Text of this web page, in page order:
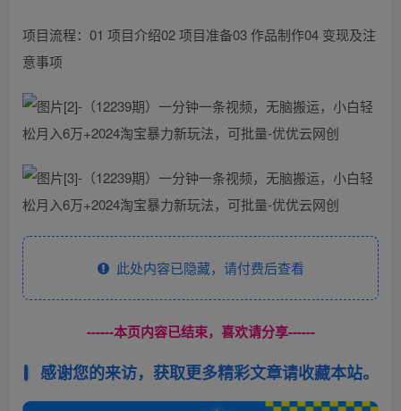
项目流程：01 项目介绍02 项目准备03 作品制作04 变现及注
意事项
此处内容已隐藏，请付费后查看
------本页内容已结束，喜欢请分享------
感谢您的来访，获取更多精彩文章请收藏本站。